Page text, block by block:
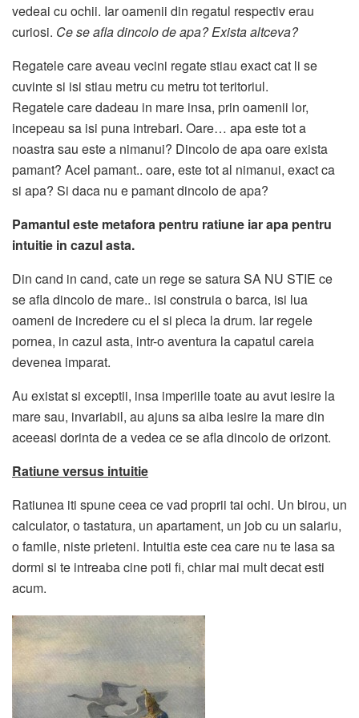
vedeai cu ochii. Iar oamenii din regatul respectiv erau
curiosi. Ce se afla dincolo de apa? Exista altceva?
Regatele care aveau vecini regate stiau exact cat li se
cuvinte si isi stiau metru cu metru tot teritoriul.
Regatele care dadeau in mare insa, prin oamenii lor,
incepeau sa isi puna intrebari. Oare… apa este tot a
noastra sau este a nimanui? Dincolo de apa oare exista
pamant? Acel pamant.. oare, este tot al nimanui, exact ca
si apa? Si daca nu e pamant dincolo de apa?
Pamantul este metafora pentru ratiune iar apa pentru
intuitie in cazul asta.
Din cand in cand, cate un rege se satura SA NU STIE ce
se afla dincolo de mare.. isi construia o barca, isi lua
oameni de incredere cu el si pleca la drum. Iar regele
pornea, in cazul asta, intr-o aventura la capatul careia
devenea imparat.
Au existat si exceptii, insa imperiile toate au avut iesire la
mare sau, invariabil, au ajuns sa aiba iesire la mare din
aceeasi dorinta de a vedea ce se afla dincolo de orizont.
Ratiune versus intuitie
Ratiunea iti spune ceea ce vad proprii tai ochi. Un birou, un
calculator, o tastatura, un apartament, un job cu un salariu,
o famile, niste prieteni. Intuitia este cea care nu te lasa sa
dormi si te intreaba cine poti fi, chiar mai mult decat esti
acum.